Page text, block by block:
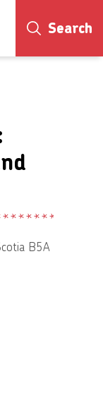
Search
B5A